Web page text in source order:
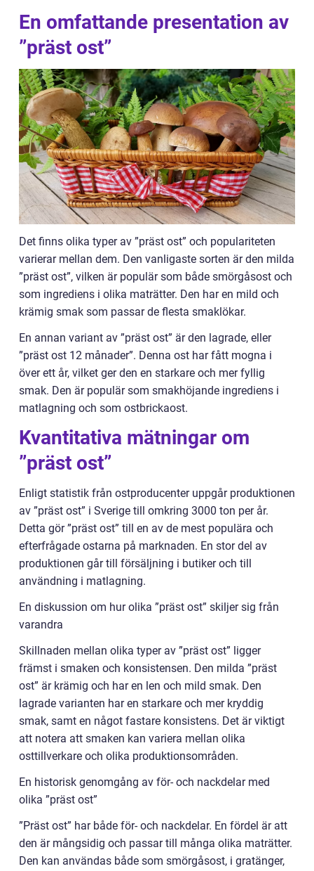
En omfattande presentation av
”präst ost”
Det finns olika typer av ”präst ost” och populariteten
varierar mellan dem. Den vanligaste sorten är den milda
”präst ost”, vilken är populär som både smörgåsost och
som ingrediens i olika maträtter. Den har en mild och
krämig smak som passar de flesta smaklökar.
En annan variant av ”präst ost” är den lagrade, eller
”präst ost 12 månader”. Denna ost har fått mogna i
över ett år, vilket ger den en starkare och mer fyllig
smak. Den är populär som smakhöjande ingrediens i
matlagning och som ostbrickaost.
Kvantitativa mätningar om
”präst ost”
Enligt statistik från ostproducenter uppgår produktionen
av ”präst ost” i Sverige till omkring 3000 ton per år.
Detta gör ”präst ost” till en av de mest populära och
efterfrågade ostarna på marknaden. En stor del av
produktionen går till försäljning i butiker och till
användning i matlagning.
En diskussion om hur olika ”präst ost” skiljer sig från
varandra
Skillnaden mellan olika typer av ”präst ost” ligger
främst i smaken och konsistensen. Den milda ”präst
ost” är krämig och har en len och mild smak. Den
lagrade varianten har en starkare och mer kryddig
smak, samt en något fastare konsistens. Det är viktigt
att notera att smaken kan variera mellan olika
osttillverkare och olika produktionsområden.
En historisk genomgång av för- och nackdelar med
olika ”präst ost”
”Präst ost” har både för- och nackdelar. En fördel är att
den är mångsidig och passar till många olika maträtter.
Den kan användas både som smörgåsost, i gratänger,